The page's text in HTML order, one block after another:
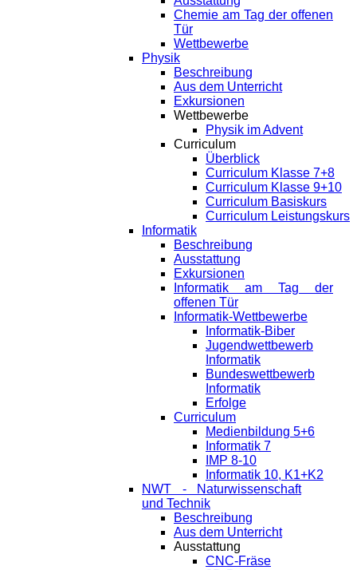
Chemie am Tag der offenen
Tür
Wettbewerbe
Physik
Beschreibung
Aus dem Unterricht
Exkursionen
Wettbewerbe
Physik im Advent
Curriculum
Überblick
Curriculum Klasse 7+8
Curriculum Klasse 9+10
Curriculum Basiskurs
Curriculum Leistungskurs
Informatik
Beschreibung
Ausstattung
Exkursionen
Informatik am Tag der
offenen Tür
Informatik-Wettbewerbe
Informatik-Biber
Jugendwettbewerb
Informatik
Bundeswettbewerb
Informatik
Erfolge
Curriculum
Medienbildung 5+6
Informatik 7
IMP 8-10
Informatik 10, K1+K2
NWT - Naturwissenschaft
und Technik
Beschreibung
Aus dem Unterricht
Ausstattung
CNC-Fräse